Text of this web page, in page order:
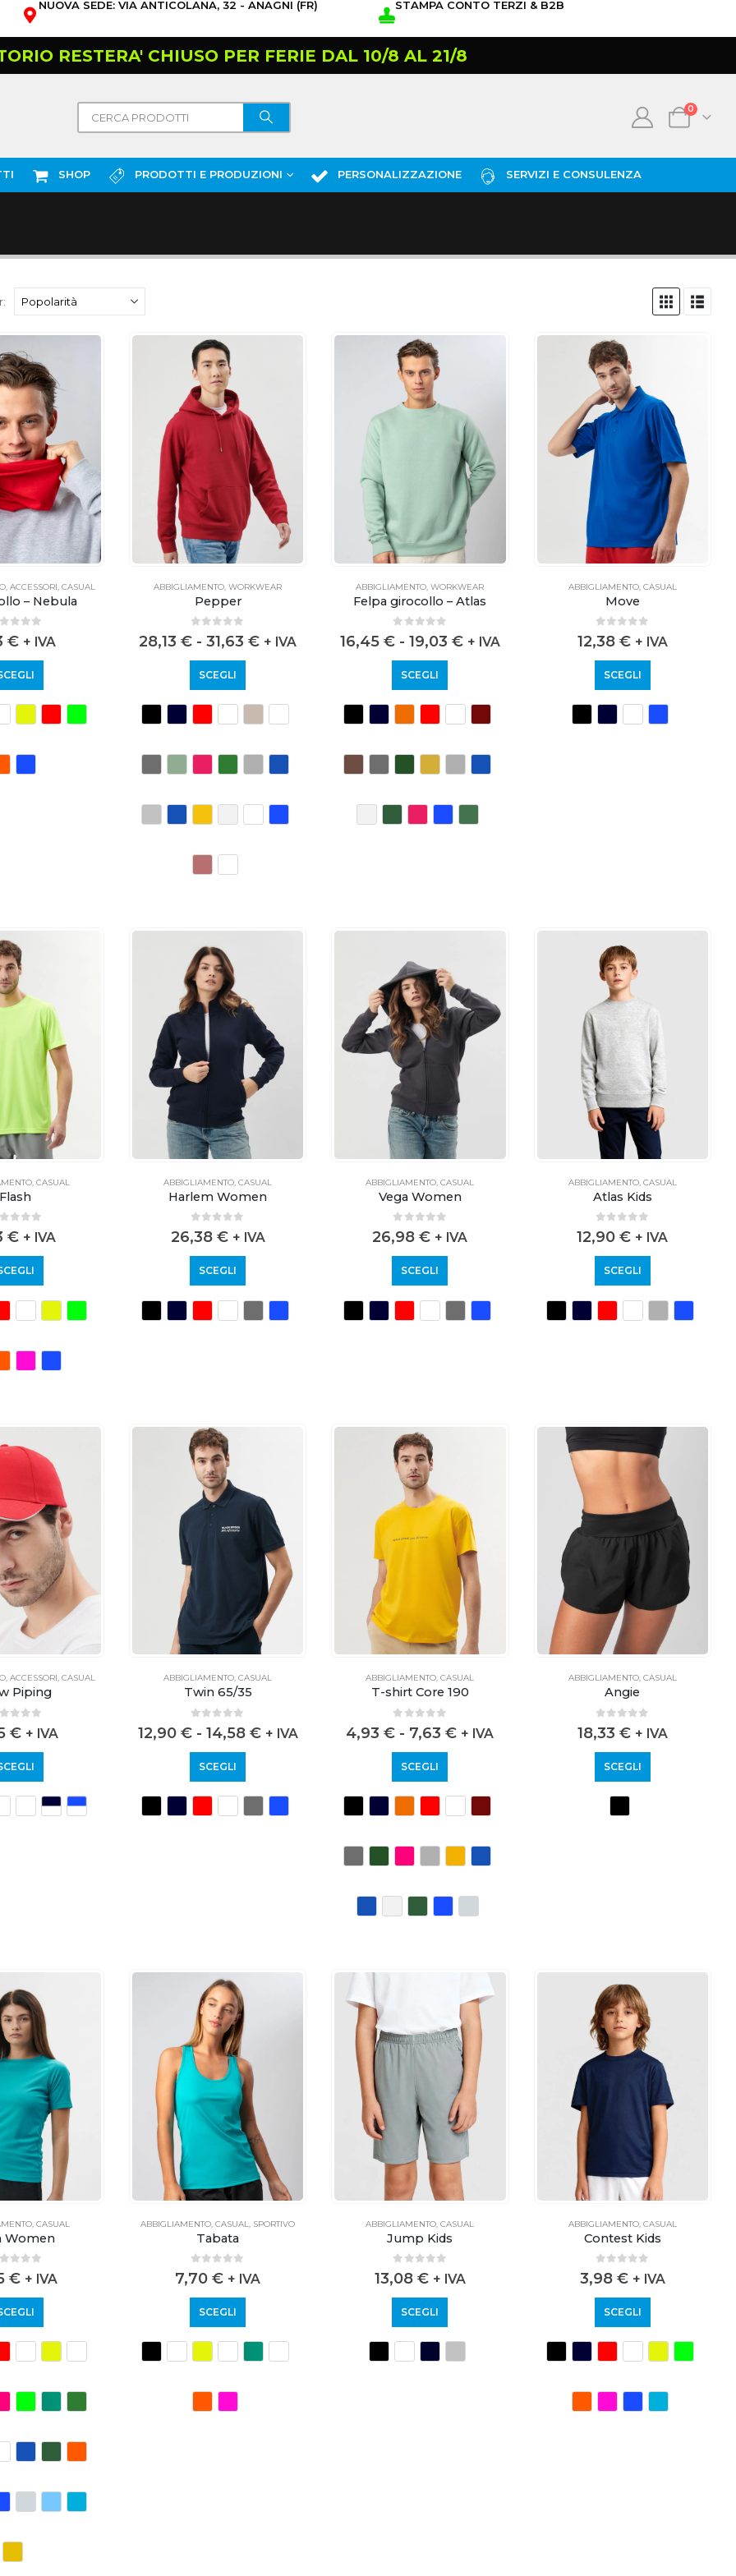
NUOVA SEDE: VIA ANTICOLANA, 32 - ANAGNI (FR) STAMPA CONTO TERZI & B2B
RESTERA' CHIUSO PER FERIE DAL 10/8 AL 21/8
0
SHOP PRODOTTI E PRODUZIONI PERSONALIZZAZIONE SERVIZI E CONSULENZA
,ACCESSORI,CASUAL
– Nebula
of 5
€ + IVA
ABBIGLIAMENTO,WORKWEAR
Pepper
out of 5
28,13€ - 31,63€ + IVA
SCEGLI
ABBIGLIAMENTO,WORKWEAR
Felpa girocollo – Atlas
0 out of 5
16,45 € - 19,03 € + IVA
SCEGLI
ABBIGLIAMENTO, CASUAL
Move
0out of 5
12,38 € + IVA
SCEGLI
, CASUAL
Flash
of 5
€ + IVA
ABBIGLIAMENTO,CASUAL
Harlem Women
0out of 5
26,38 € + IVA
SCEGLI
ABBIGLIAMENTO,CASUAL
Vega Women
0out of 5
26,98€ + IVA
SCEGLI
ABBIGLIAMENTO, CASUAL
Atlas Kids
0out of 5
12,90€ + IVA
SCEGLI
,ACCESSORI,CASUAL
Piping
€ + IVA
ABBIGLIAMENTO,CASUAL
Twin 65/35
12,90 € - 14,58 € + IVA
SCEGLI
ABBIGLIAMENTO,CASUAL
T-shirt Core 190
4,93€ - 7,63€ + IVA
SCEGLI
ABBIGLIAMENTO, CASUAL
Angie
18,33 € + IVA
SCEGLI
, CASUAL
Women
of 5
€ + IVA
ABBIGLIAMENTO ,CASUAL SPORTIVO
Tabata
0 out of 5
7,70€ + IVA
SCEGLI
ABBIGLIAMENTO ,CASUAL
Jump Kids
0out of 5
13,08 € + IVA
SCEGLI
ABBIGLIAMENTO, CASUAL
Contest Kids
0 out of 5
3,98 € + IVA
SCEGLI